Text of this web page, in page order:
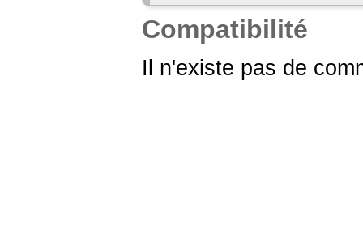
Compatibilité
Il n'existe pas de